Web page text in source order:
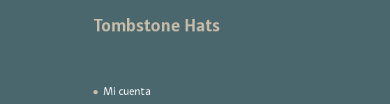
Tombstone Hats
Mi cuenta